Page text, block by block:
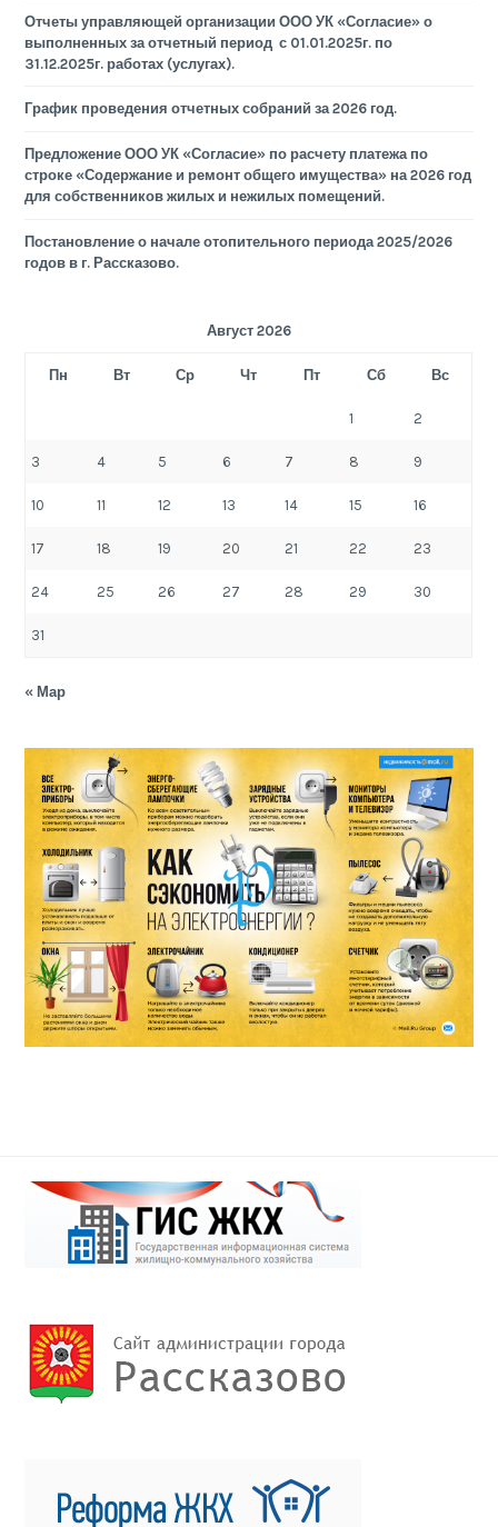
Отчеты управляющей организации ООО УК «Согласие» о
выполненных за отчетный период с 01.01.2025г. по
31.12.2025г. работах (услугах).
График проведения отчетных собраний за 2026 год.
Предложение ООО УК «Согласие» по расчету платежа по
строке «Содержание и ремонт общего имущества» на 2026 год
для собственников жилых и нежилых помещений.
Постановление о начале отопительного периода 2025/2026
годов в г. Рассказово.
Август 2026
Пн Вт Ср Чт Пт Сб Вс
1 2
3 4 5 6 7 8 9
10 11 12 13 14 15 16
17 18 19 20 21 22 23
24 25 26 27 28 29 30
31
« Мар